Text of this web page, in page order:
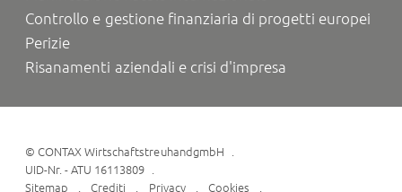
Controllo e gestione finanziaria di progetti europei
Perizie
Risanamenti aziendali e crisi d'impresa
©CONTAX WirtschaftstreuhandgmbH
UID-Nr. - ATU 16113809
Sitemap
Crediti Privacy Cookies